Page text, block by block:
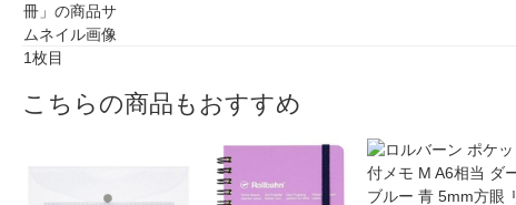
こちらの商品もおすすめ